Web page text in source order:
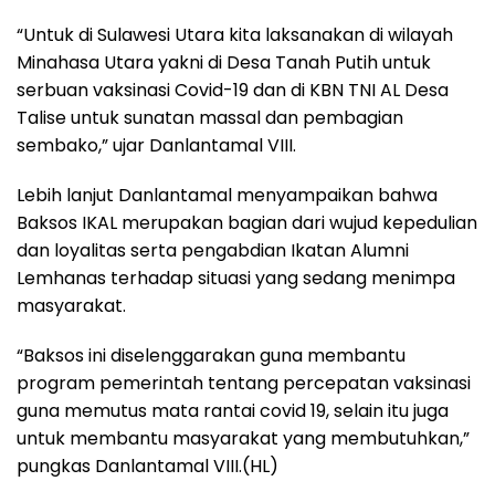
“Untuk di Sulawesi Utara kita laksanakan di wilayah
Minahasa Utara yakni di Desa Tanah Putih untuk
serbuan vaksinasi Covid-19 dan di KBN TNI AL Desa
Talise untuk sunatan massal dan pembagian
sembako,” ujar Danlantamal VIII.
Lebih lanjut Danlantamal menyampaikan bahwa
Baksos IKAL merupakan bagian dari wujud kepedulian
dan loyalitas serta pengabdian Ikatan Alumni
Lemhanas terhadap situasi yang sedang menimpa
masyarakat.
“Baksos ini diselenggarakan guna membantu
program pemerintah tentang percepatan vaksinasi
guna memutus mata rantai covid 19, selain itu juga
untuk membantu masyarakat yang membutuhkan,”
pungkas Danlantamal VIII.(HL)